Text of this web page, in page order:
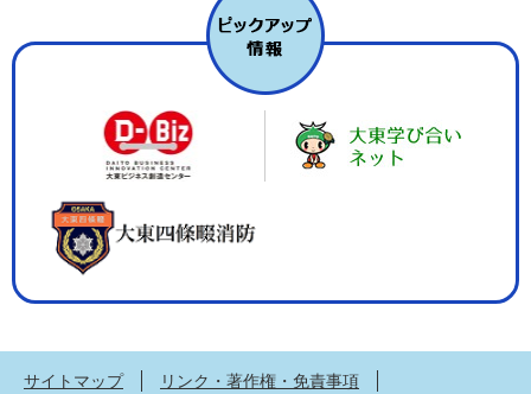
サイトマップ
リンク・著作権・免責事項